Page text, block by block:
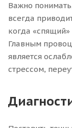
Важно
всегда
когда «спящий»
Главным
является
стрессом,